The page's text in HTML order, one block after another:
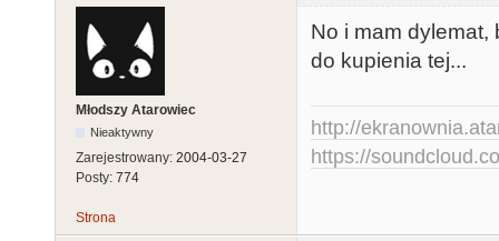
Młodszy Atarowiec
Nieaktywny
Zarejestrowany: 2004-03-27
Posty: 774
No i mam dylemat,
do kupienia tej...
http://
https://
Strona